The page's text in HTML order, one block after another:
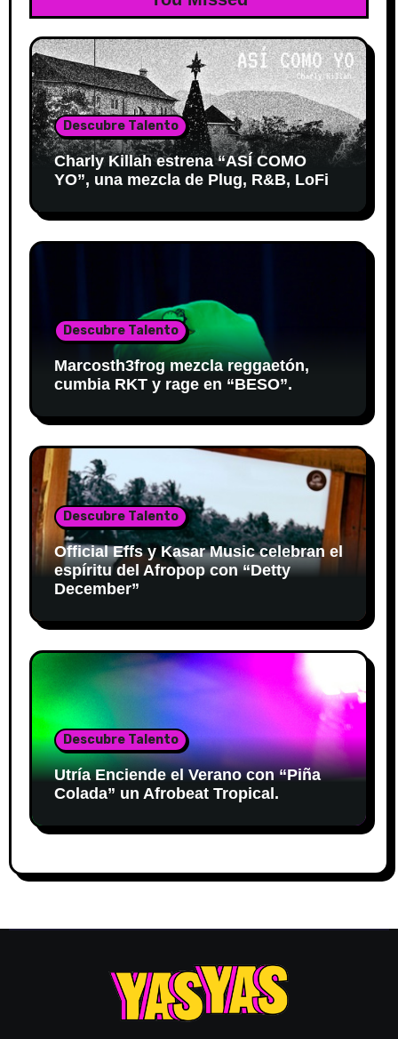
Descubre Talento
Charly Killah estrena “ASÍ COMO
YO”, una mezcla de Plug, R&B, LoFi
Descubre Talento
Marcosth3frog mezcla reggaetón,
cumbia RKT y rage en “BESO”.
Descubre Talento
Official Effs y Kasar Music celebran el
espíritu del Afropop con “Detty
December”
Descubre Talento
Utría Enciende el Verano con “Piña
Colada” un Afrobeat Tropical.